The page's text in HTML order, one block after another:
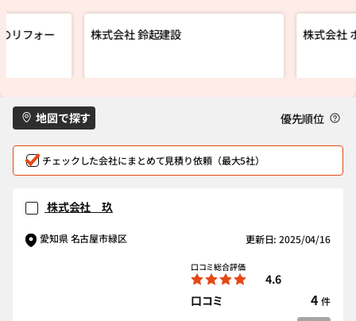
リフォー 株式会社 鈴起建設 株式会社
地図で探す 優先順位
チェックした会社にまとめて見積り依頼（最大5社）
株式会社 玖
愛知県 名古屋市緑区 更新日: 2025/04/16
口コミ総合評価
4.6
口コミ
4 件